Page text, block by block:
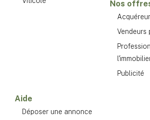
Nos
Vendeurs
Publicité
Aide
Déposer une annonce